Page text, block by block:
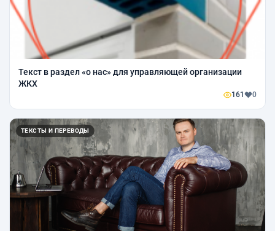
Текст в раздел «о нас» для управляющей организации
ЖКХ
161 0
ТЕКСТЫ И ПЕРЕВОДЫ